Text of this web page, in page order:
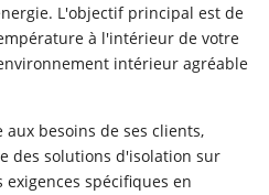
Une
L'objectif principal est de
à l'intérieur de votre
intérieur agréable
besoins de ses clients,
des solutions d'isolation sur
spécifiques en